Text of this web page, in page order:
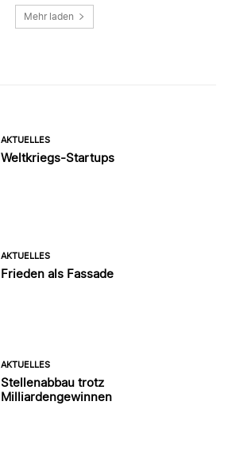
Mehr laden
AKTUELLES
Weltkriegs-Startups
AKTUELLES
Frieden als Fassade
AKTUELLES
Stellenabbau trotz
Milliardengewinnen